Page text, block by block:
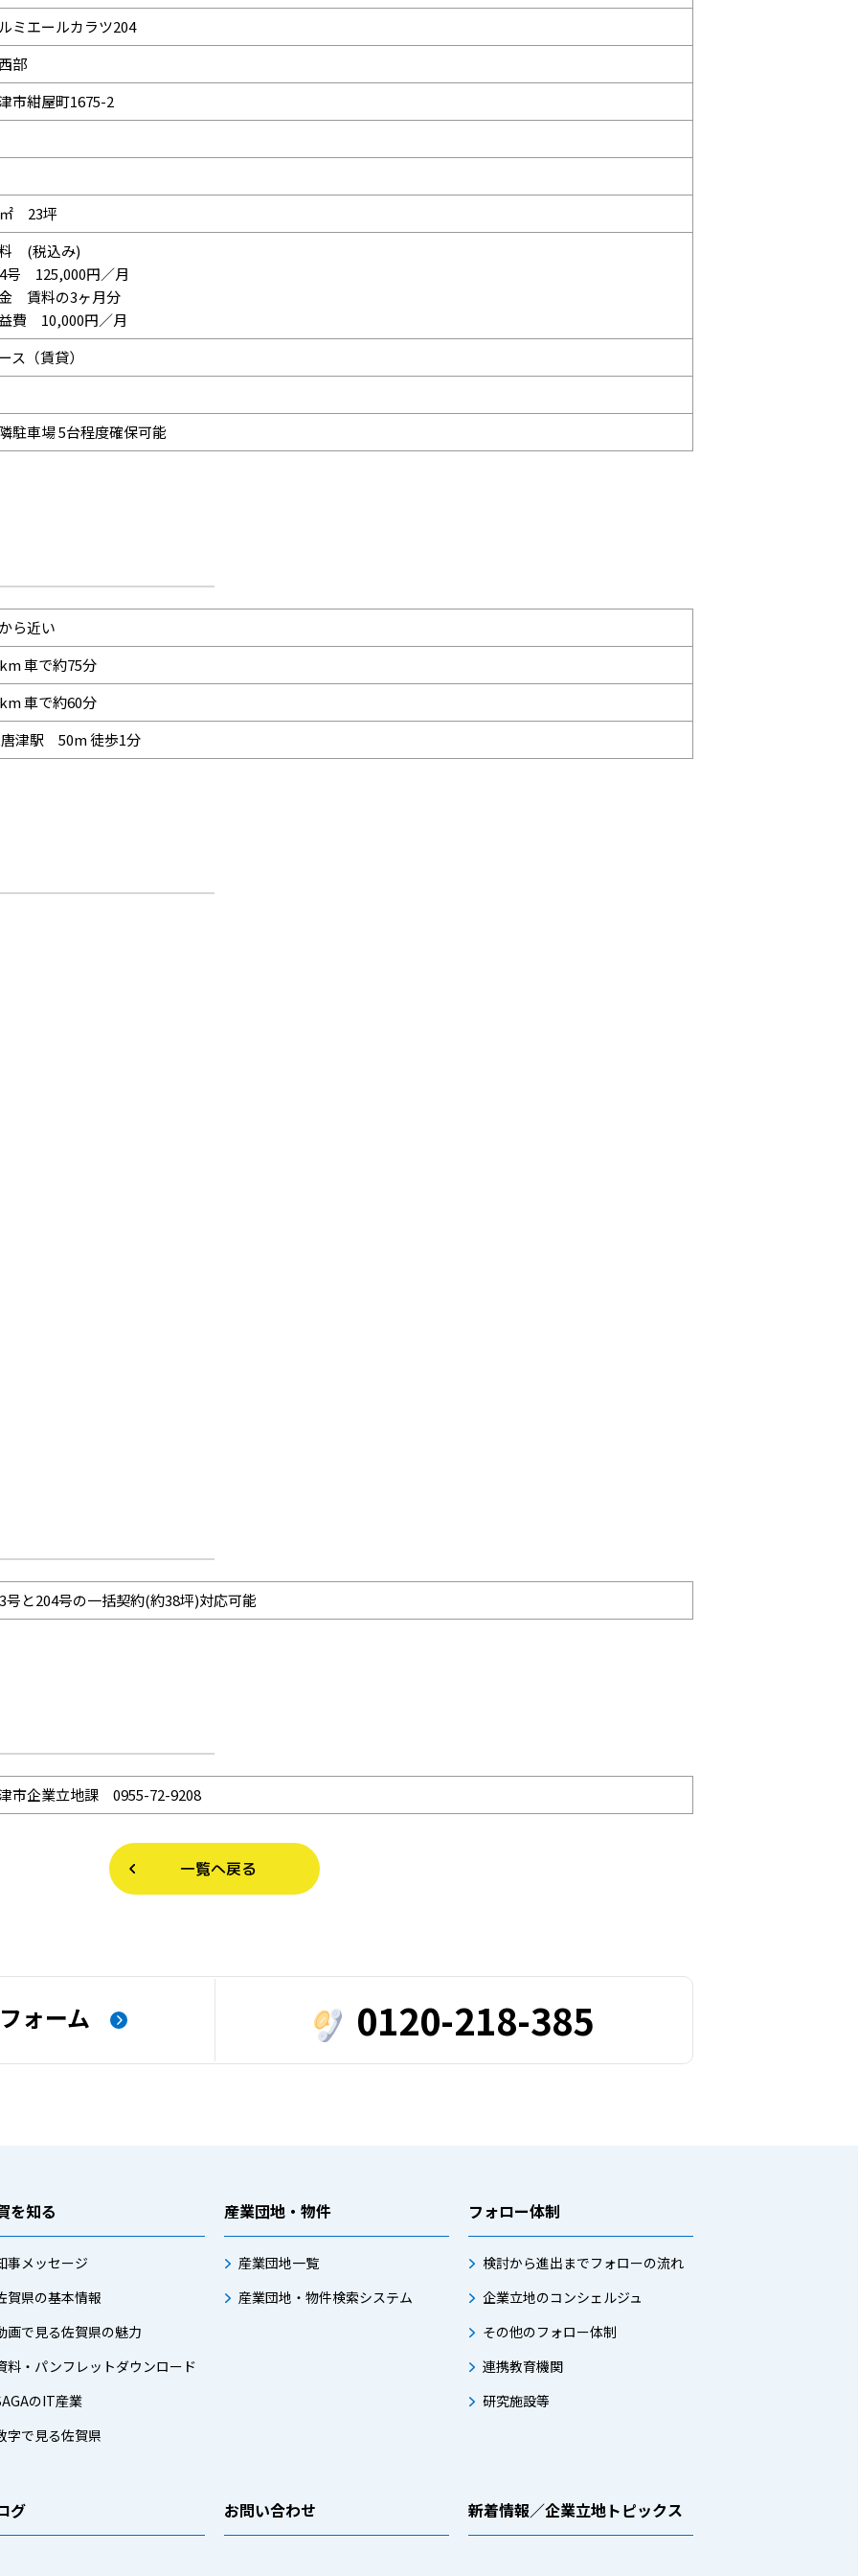
ミエールカラツ204
部
市紺屋町1675-2
23坪
(税込み)
号 125,000円／月
賃料の3ヶ月分
費 10,000円／月
ス（賃貸）
駐車場 5台程度確保可能
ら近い
車で約75分
車で約60分
津駅 50m 徒歩1分
号と204号の一括契約(約38坪)対応可能
市企業立地課 0955-72-9208
一覧へ戻る
ォーム 0120-218-385
を知る
事メッセージ
賀県の基本情報
画で見る佐賀県の魅力
料・パンフレットダウンロード
のIT産業
字で見る佐賀県
産業団地・物件
産業団地一覧
産業団地・物件検索システム
フォロー体制
検討から進出までフォローの流れ
企業立地のコンシェルジュ
その他のフォロー体制
連携教育機関
研究施設等
グ お問い合わせ 新着情報／企業立地トピックス